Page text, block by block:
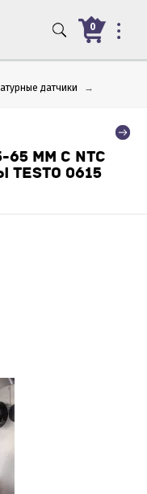
0
датчики →
ММ С NTC
0615